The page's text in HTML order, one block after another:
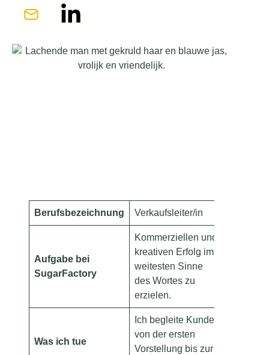
Berufsbezeichnung Verkaufsleiter/in
Aufgabe bei
SugarFactory
Kommerziellen und
kreativen Erfolg im
weitesten Sinne
des Wortes zu
erzielen.
Was ich tue
Ich begleite Kunden
von der ersten
Vorstellung bis zur